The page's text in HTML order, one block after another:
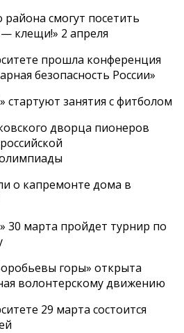
смогут посетить
клещи!» 2 апреля
прошла конференция
безопасность России»
занятия с фитболом
дворца пионеров
олимпиады
о капремонте дома в
30 марта пройдет турнир по
горы» открыта
волонтерскому движению
29 марта состоится